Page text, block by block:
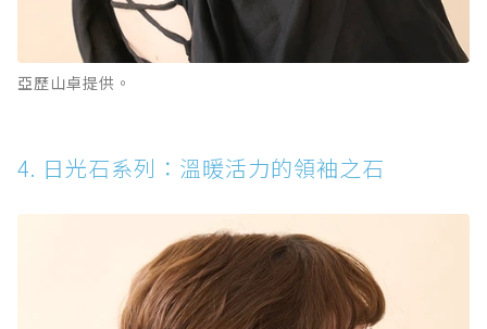
亞歷山卓提供。
4. 日光石系列：溫暖活力的領袖之石